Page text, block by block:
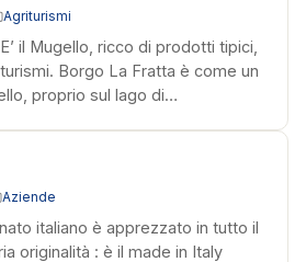
Agriturismi
il Mugello, ricco di prodotti tipici,
Borgo La Fratta è come un
proprio sul lago di…
Aziende
italiano è apprezzato in tutto il
originalità : è il made in Italy